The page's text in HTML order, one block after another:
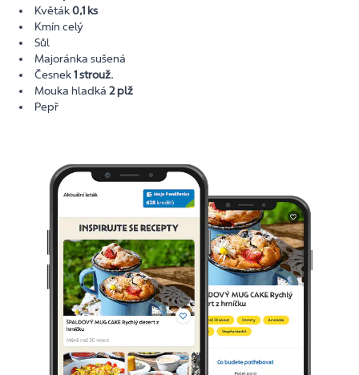
Květák0,1 ks
Kmín celý
Sůl
Majoránka sušená
Česnek1 strouž.
Mouka hladká 2 plž
Pepř